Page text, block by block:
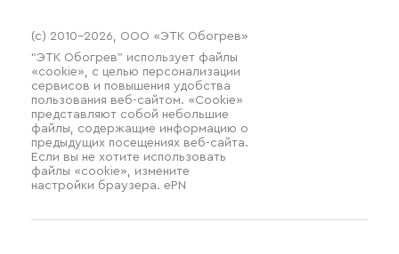
(c) 2010–2026, ООО «ЭТК Обогрев»
“ЭТК Обогрев” использует файлы
«cookie», с целью персонализации
сервисов и повышения удобства
пользования веб-сайтом. «Cookie»
представляют собой небольшие
файлы, содержащие информацию о
предыдущих посещениях веб-сайта.
Если вы не хотите использовать
файлы «cookie», измените
настройки браузера. ePN